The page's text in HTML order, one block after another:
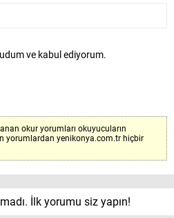
ve kabul ediyorum.
okur yorumları okuyucuların
yorumlardan yenikonya.com.tr hiçbir
İlk yorumu siz yapın!